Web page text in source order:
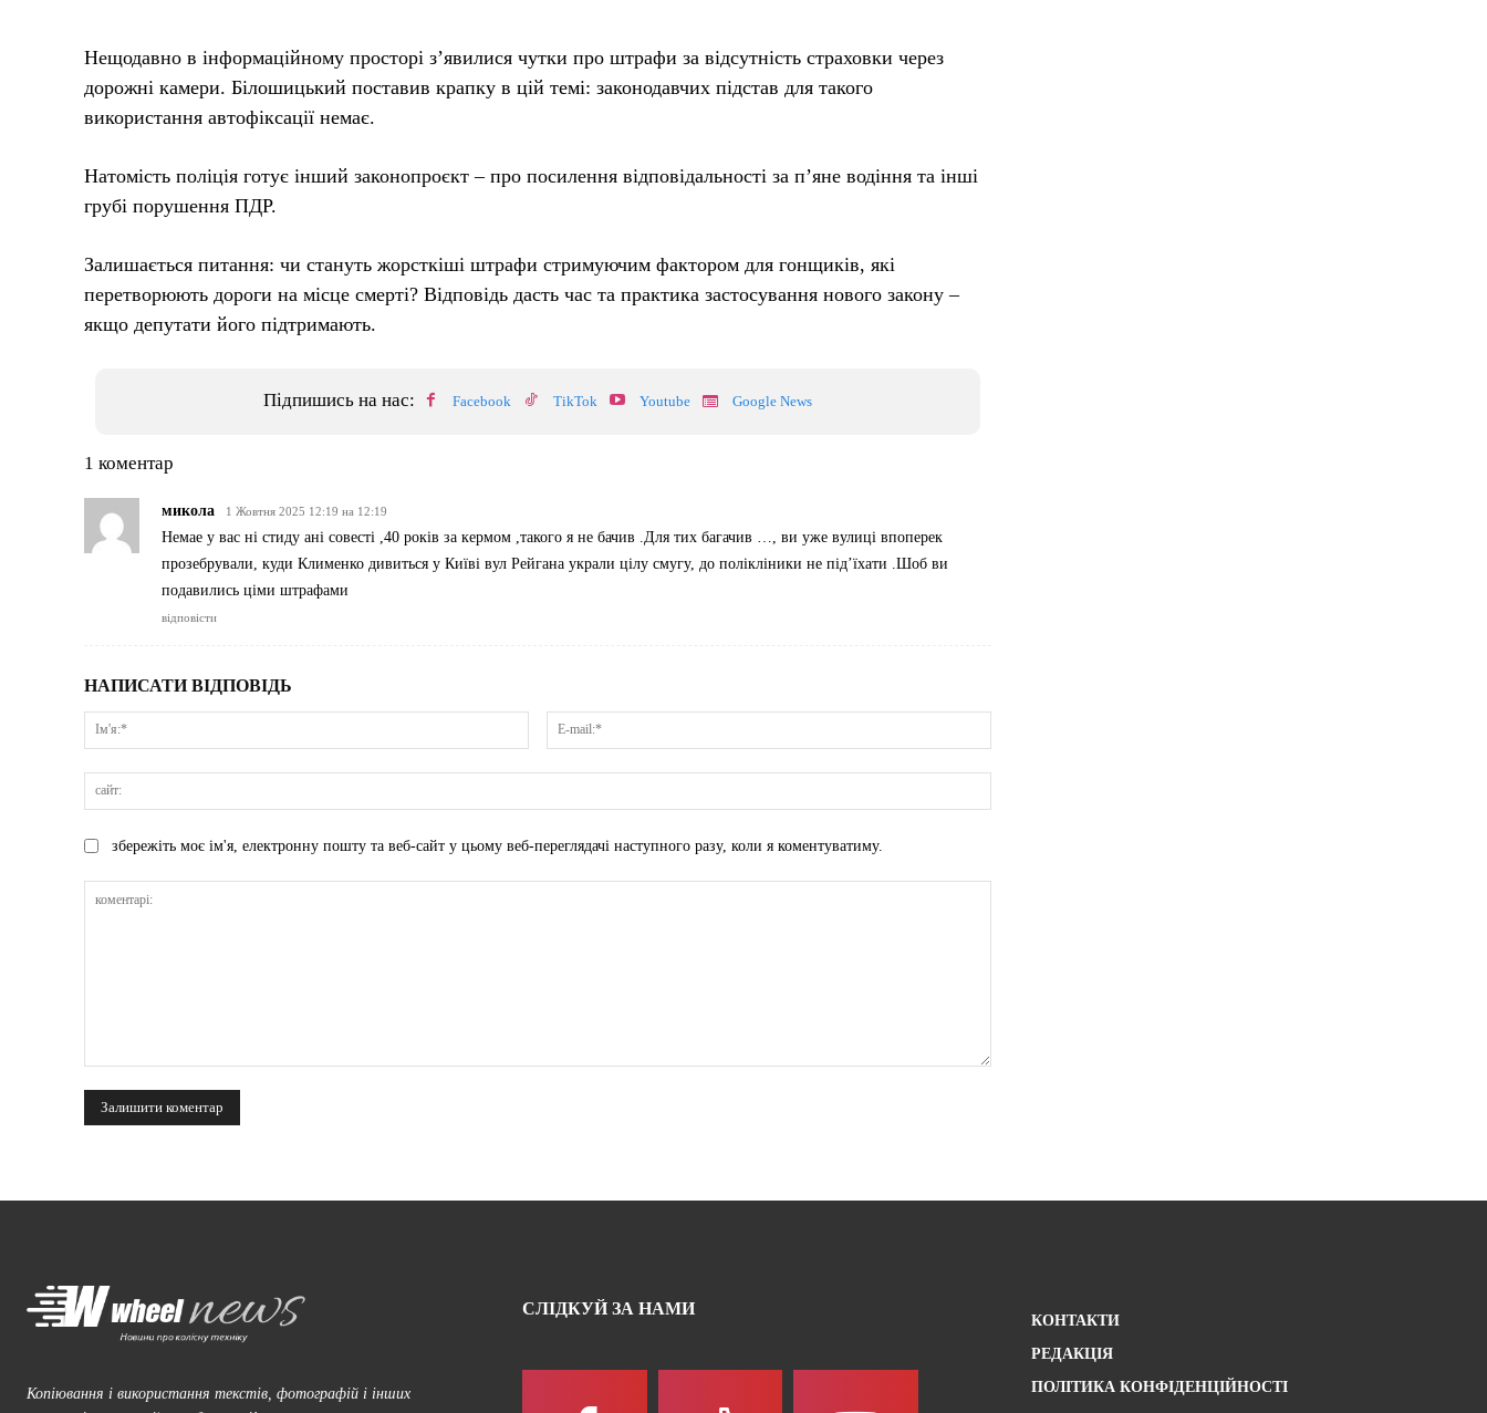
Нещодавно в інформаційному просторі з’явилися чутки про штрафи за відсутність страховки через
дорожні камери. Білошицький поставив крапку в цій темі: законодавчих підстав для такого
використання автофіксації немає.
Натомість поліція готує інший законопроєкт – про посилення відповідальності за п’яне водіння та інші
грубі порушення ПДР.
Залишається питання: чи стануть жорсткіші штрафи стримуючим фактором для гонщиків, які
перетворюють дороги на місце смерті? Відповідь дасть час та практика застосування нового закону –
якщо депутати його підтримають.
Підпишись на нас: Facebook TikTok Youtube Google News
1 коментар
микола 1 Жовтня 2025 12:19 на 12:19
Немае у вас ні стиду ані совесті ,40 років за кермом ,такого я не бачив .Для тих багачив …, ви уже вулиці впоперек
прозебрували, куди Клименко дивиться у Київі вул Рейгана украли цілу смугу, до полікліники не під’їхати .Шоб ви
подавились ціми штрафами
відповісти
НАПИСАТИ ВІДПОВІДЬ
Ім'я:*
mail:*
збережіть моє ім'я, електронну пошту та веб-сайт у цьому веб-переглядачі наступного разу, коли я коментуватиму.
Копіювання і використання текстів, фотографій і інших
СЛІДКУЙ ЗА НАМИ
КОНТАКТИ
РЕДАКЦІЯ
ПОЛІТИКА КОНФІДЕНЦІЙНОСТІ